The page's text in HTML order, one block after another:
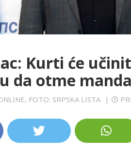
Kurti će
da otme
FOTO: SRPSKA LISTA |